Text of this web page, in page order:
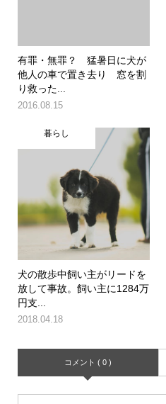
有罪・無罪？ 猛暑日に犬が
他人の車で置き去り 窓を割
り救った...
2016.08.15
暮らし
犬の散歩中飼い主がリードを
放して事故。飼い主に1284万
円支...
2018.04.18
コメント ( 0 )